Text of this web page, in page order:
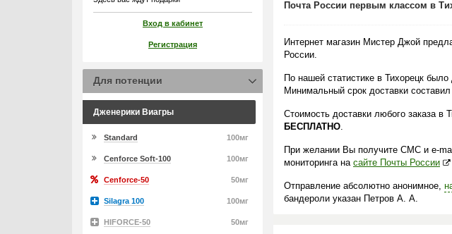
Почта России первым классом в
Интернет магазин Мистер Джой
России.
По нашей статистике в Тихорецк
Минимальный срок доставки
Стоимость доставки любого заказа в
БЕСПЛАТНО.
При желании Вы получите СМС и e-
мониторинга на сайте Почты России
Отправление абсолютно анонимное,
бандероли указан Петров А. А.
Вход в кабинет
Регистрация
Для потенции
Дженерики Виагры
100мг
Standard
100мг
Cenforce Soft-100
50мг
Cenforce-50
100мг
Silagra 100
50мг
HIFORCE-50